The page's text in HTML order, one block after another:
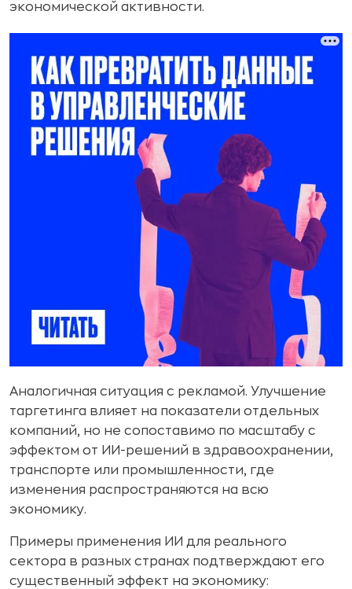
экономической активности.
Аналогичная ситуация с рекламой. Улучшение
таргетинга влияет на показатели отдельных
компаний, но не сопоставимо по масштабу с
эффектом от ИИ-решений в здравоохранении,
транспорте или промышленности, где
изменения распространяются на всю
экономику.
Примеры применения ИИ для реального
сектора в разных странах подтверждают его
существенный эффект на экономику: